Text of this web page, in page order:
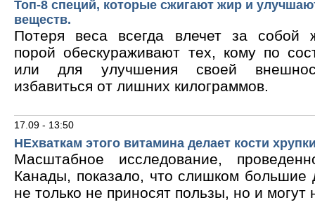
Топ-8 специй, которые сжигают жир и
веществ.
Потеря веса всегда влечет за собой
порой обескураживают тех, кому по
или для улучшения своей
избавиться от лишних килограммов.
17.09 - 13:50
НЕхваткам этого витамина делает кости
Масштабное исследование,
Канады, показало, что слишком большие
не только не приносят пользы, но и могут